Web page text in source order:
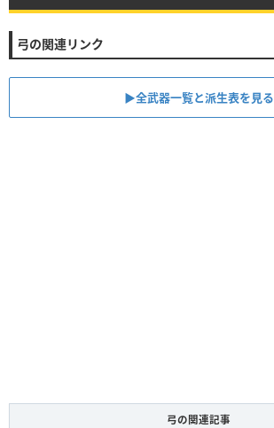
弓の関連リンク
▶全武器一覧と派生表を見る
弓の関連記事